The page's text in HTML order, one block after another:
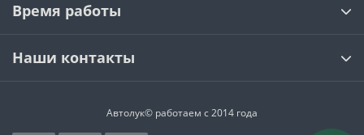
Время работы
Наши контакты
Автолук© работаем с 2014 года